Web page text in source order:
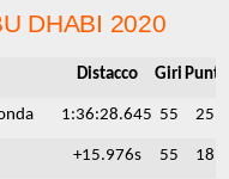
DHABI 2020
Distacco Giri Punti
1:36:28.645 55 25
+15.976s 55 18